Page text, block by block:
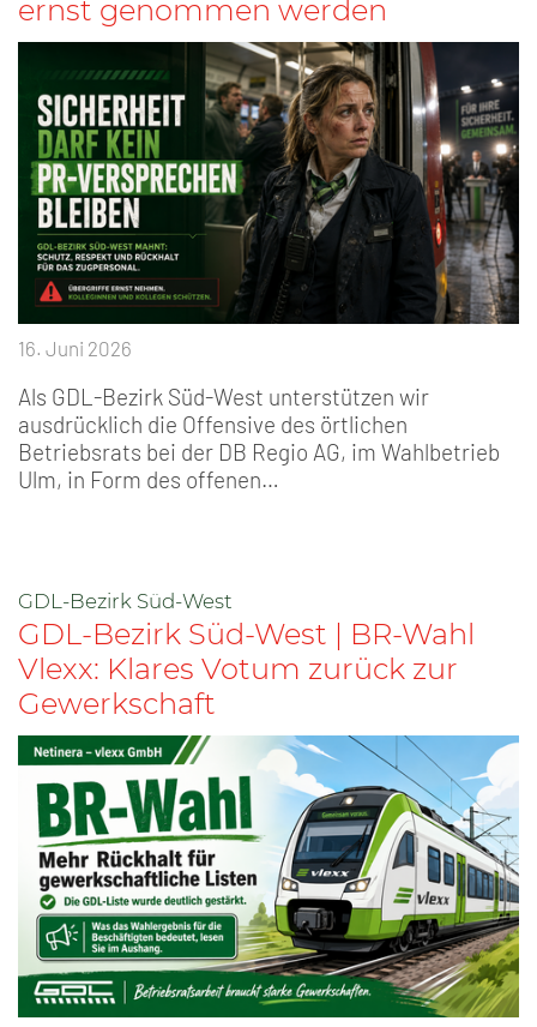
ernst genommen werden
16. Juni 2026
Als GDL-Bezirk Süd-West unterstützen wir
ausdrücklich die Offensive des örtlichen
Betriebsrats bei der DB Regio AG, im Wahlbetrieb
Ulm, in Form des offenen…
GDL-Bezirk Süd-West
GDL-Bezirk Süd-West | BR-Wahl
Vlexx: Klares Votum zurück zur
Gewerkschaft